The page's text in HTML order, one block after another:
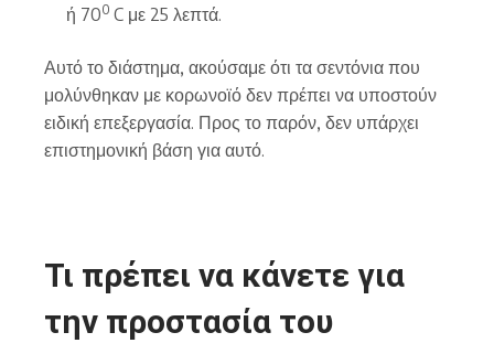
ή 700 C με 25 λεπτά.
Αυτό το διάστημα, ακούσαμε ότι τα σεντόνια που
μολύνθηκαν με κορωνοϊό δεν πρέπει να υποστούν
ειδική επεξεργασία. Προς το παρόν, δεν υπάρχει
επιστημονική βάση για αυτό.
Τι πρέπει να κάνετε για
την προστασία του